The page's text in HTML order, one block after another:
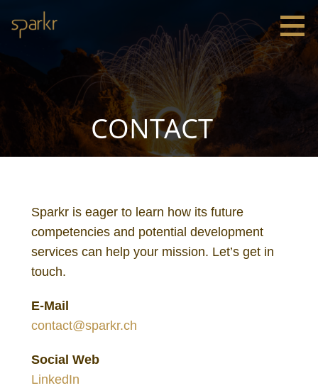
Inhalt
springen
Leadership
CONTACT
Sparkr is eager to learn how its future
competencies and potential development
services can help your mission. Let’s get in
touch.
E-Mail
contact@sparkr.ch
Social Web
LinkedIn